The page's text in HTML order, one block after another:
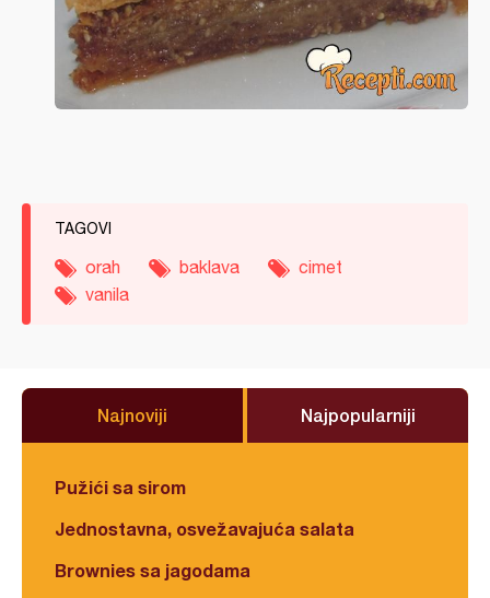
TAGOVI
orah baklava
cimet
vanila
Najnoviji Najpopularniji
Pužići sa sirom
Jednostavna, osvežavajuća salata
Brownies sa jagodama